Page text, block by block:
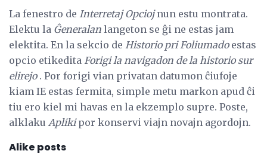
La fenestro de Interretaj Opciojnun estu montrata.
Elektu la Ĝeneralan langeton se ĝi ne estas jam
elektita. En la sekcio de Historio pri Foliumadoestas
opcio etikedita Forigi la navigadon de la historio sur
elirejo. Por forigi vian privatan datumon ĉiufoje
kiam IE estas fermita, simple metu markon apud ĉi
tiu ero kiel mi havas en la ekzemplo supre. Poste,
alklaku Aplikipor konservi viajn novajn agordojn.
Alike posts